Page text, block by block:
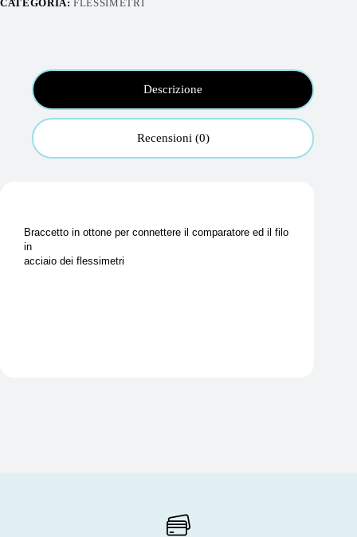
CATEGORIA:FLESSIMETRI
Descrizione
Recensioni (0)
Braccetto in ottone per connettere il comparatore ed il filo
in
acciaio dei flessimetri